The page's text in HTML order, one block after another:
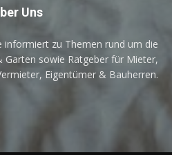
Uns
informiert zu Themen rund um die
Garten sowie Ratgeber für Mieter,
Eigentümer & Bauherren.